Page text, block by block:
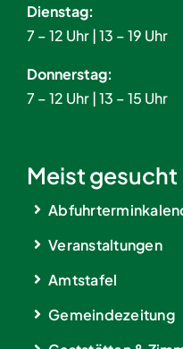
Dienstag:
7 – 12 Uhr | 13 – 19 Uhr
Donnerstag:
7 – 12 Uhr | 13 – 15 Uhr
Meist gesucht
Veranstaltungen
Amtstafel
Gemeindezeitung